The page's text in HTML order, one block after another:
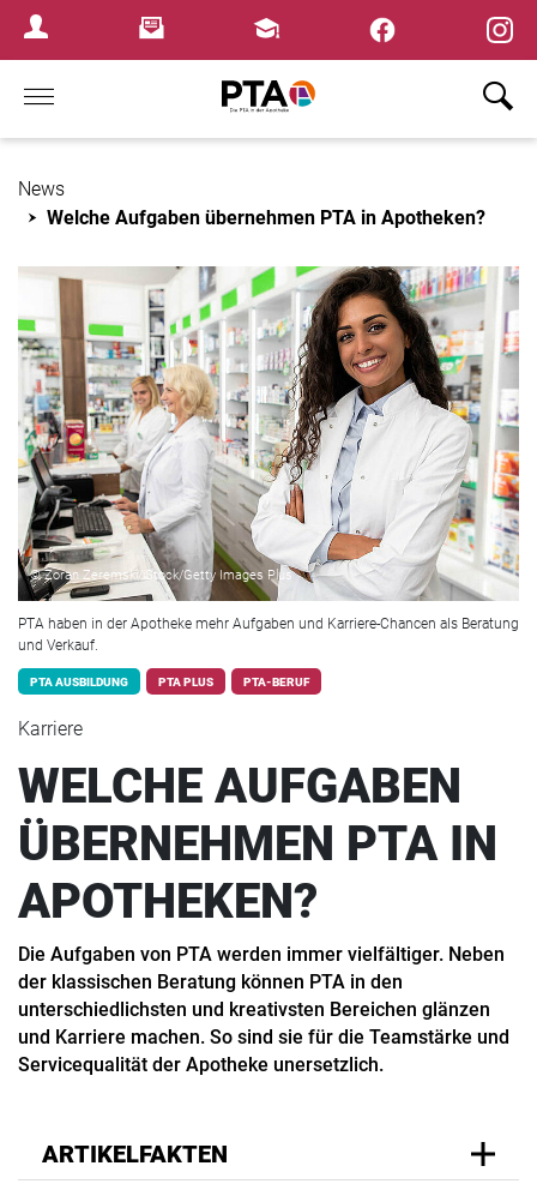
Login MenuNewsletterFortbildungen
Home
News
Welche Aufgaben übernehmen PTA in Apotheken?
© Zoran Zeremski/iStock/Getty Images Plus
PTA haben in der Apotheke mehr Aufgaben und Karriere-Chancen als Beratung
und Verkauf.
PTA AUSBILDUNG PTA PLUS PTA-BERUF
Karriere
WELCHE AUFGABEN
ÜBERNEHMEN PTA IN
APOTHEKEN?
Die Aufgaben von PTA werden immer vielfältiger. Neben
der klassischen Beratung können PTA in den
unterschiedlichsten und kreativsten Bereichen glänzen
und Karriere machen. So sind sie für die Teamstärke und
Servicequalität der Apotheke unersetzlich.
ARTIKELFAKTEN
×